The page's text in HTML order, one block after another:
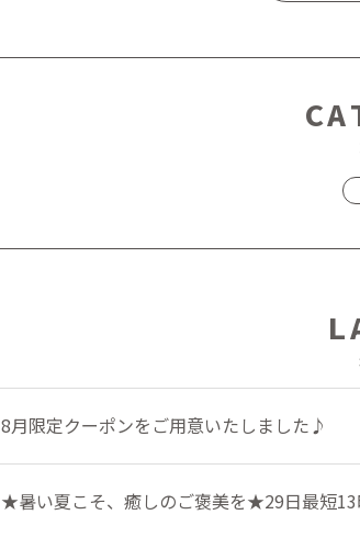
8月限定クーポンをご用意いたしました♪
★暑い夏こそ、癒しのご褒美を★29日最短